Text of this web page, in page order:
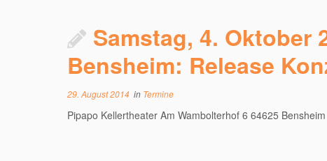
Samstag, 4. Oktober
Bensheim: Release
29. August 2014in Termine
Pipapo Kellertheater Am Wambolterhof 6 64625 Bensheim